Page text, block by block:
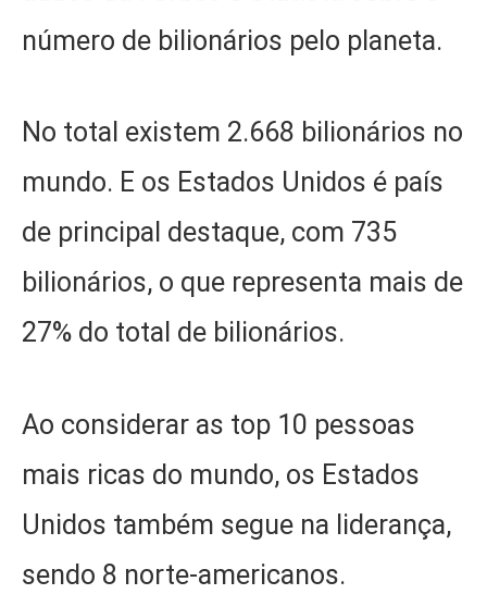
número de bilionários pelo planeta.
No total existem 2.668 bilionários no
mundo. E os Estados Unidos é país
de principal destaque, com 735
bilionários, o que representa mais de
27% do total de bilionários.
Ao considerar as top 10 pessoas
mais ricas do mundo, os Estados
Unidos também segue na liderança,
sendo 8 norte-americanos.